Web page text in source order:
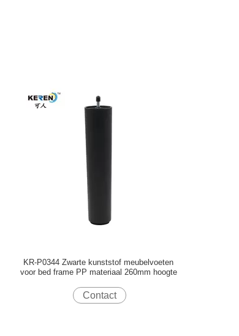
KR-P0344 Zwarte kunststof meubelvoeten
voor bed frame PP materiaal 260mm hoogte
Contact